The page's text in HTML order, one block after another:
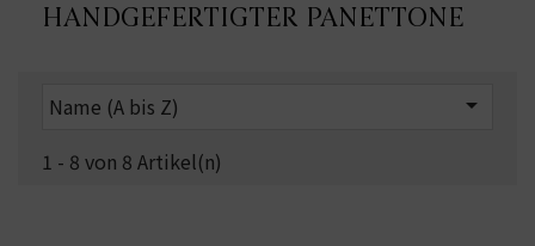
HANDGEFERTIGTER PANETTONE
Name (A bis Z)

1 - 8 von 8 Artikel(n)